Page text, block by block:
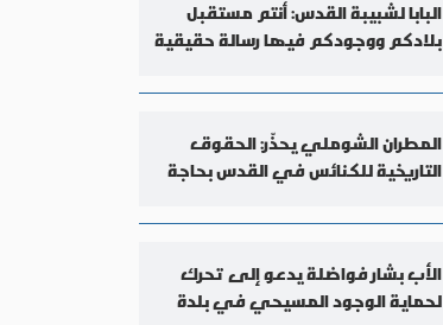
البابا لشبيبة القدس: أنتم مستقبل
بلادكم ووجودكم فيها رسالة حقيقية
المطران الشوملي يحذّر: الحقوق
التاريخية للكنائس في القدس بحاجة
الأب بشار فواضلة يدعو إلى تحرك
لحماية الوجود المسيحي في بلدة